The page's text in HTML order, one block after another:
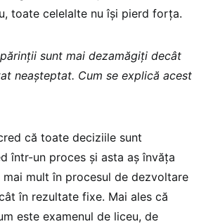
toate celelalte nu își pierd forța.
sunt mai dezamăgiți decât
neașteptat. Cum se explică acest
că toate deciziile sunt
într-un proces și asta aș învăța
mai mult în procesul de dezvoltare
în rezultate fixe. Mai ales că
este examenul de liceu, de